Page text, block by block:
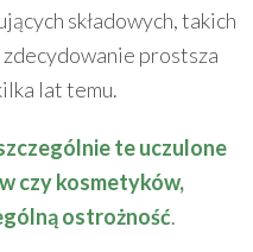
składowych, takich
prostsza
lat temu.
te uczulone
czy kosmetyków,
ostrożność.